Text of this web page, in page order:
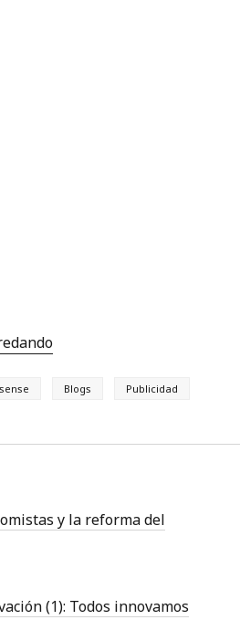
Blogs Publicidad
y la reforma del
(1): Todos innovamos